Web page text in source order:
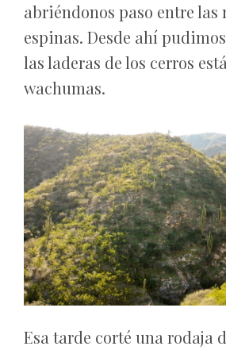
abriéndonos paso entre las
espinas. Desde ahí
las laderas de los cerros
wachumas.
Esa tarde corté una rodaja